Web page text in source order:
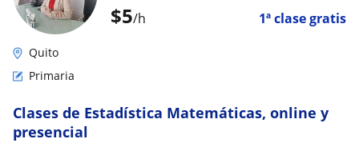
$5/h 1ª clase gratis
Quito
Primaria
Clases de Estadística Matemáticas, online y
presencial